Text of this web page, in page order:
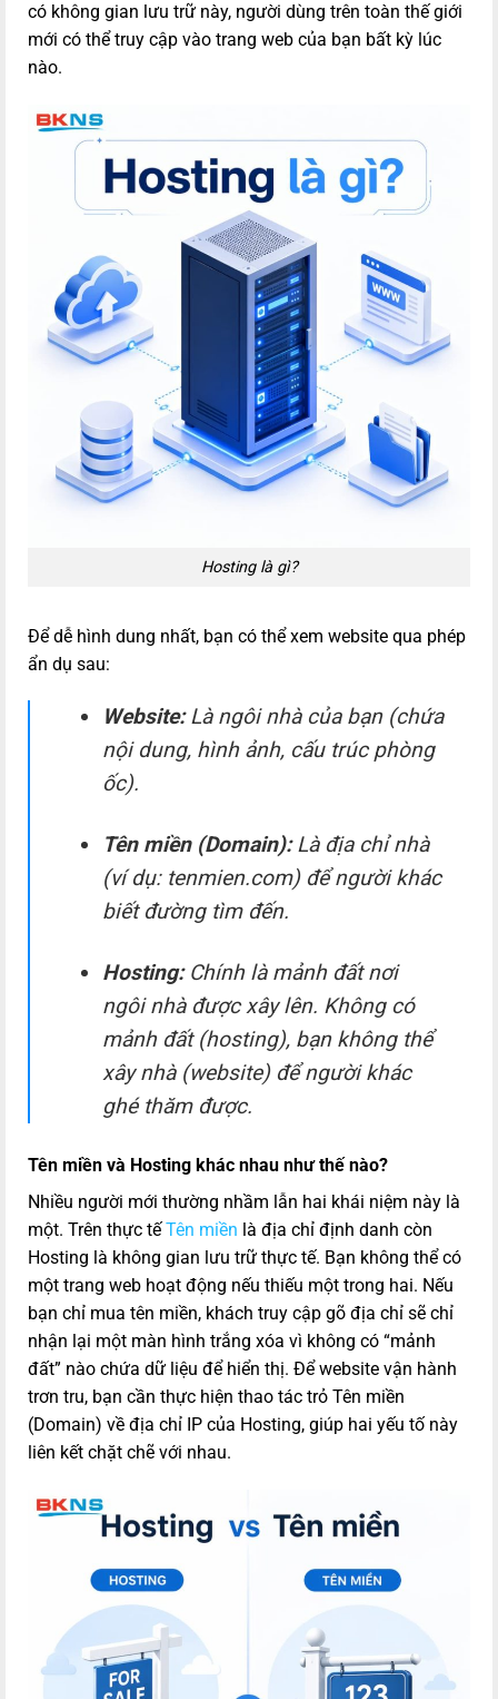
có không gian lưu trữ này, người dùng trên toàn thế giới
mới có thể truy cập vào trang web của bạn bất kỳ lúc
nào.
Hosting là gì?
Để dễ hình dung nhất, bạn có thể xem website qua phép
ẩn dụ sau:
Website:Là ngôi nhà của bạn (chứa
nội dung, hình ảnh, cấu trúc phòng
ốc).
Tên miền (Domain):Là địa chỉ nhà
(ví dụ: tenmien.com) để người khác
biết đường tìm đến.
Hosting:Chính là mảnh đất nơi
ngôi nhà được xây lên. Không có
mảnh đất (hosting), bạn không thể
xây nhà (website) để người khác
ghé thăm được.
Tên miền và Hosting khác nhau như thế nào?
Nhiều người mới thường nhầm lẫn hai khái niệm này là
một. Trên thực tếTên miền là địa chỉ định danh còn
Hosting là không gian lưu trữ thực tế. Bạn không thể có
một trang web hoạt động nếu thiếu một trong hai. Nếu
bạn chỉ mua tên miền, khách truy cập gõ địa chỉ sẽ chỉ
nhận lại một màn hình trắng xóa vì không có “mảnh
đất” nào chứa dữ liệu để hiển thị. Để website vận hành
trơn tru, bạn cần thực hiện thao tác trỏ Tên miền
(Domain) về địa chỉ IP của Hosting, giúp hai yếu tố này
liên kết chặt chẽ với nhau.